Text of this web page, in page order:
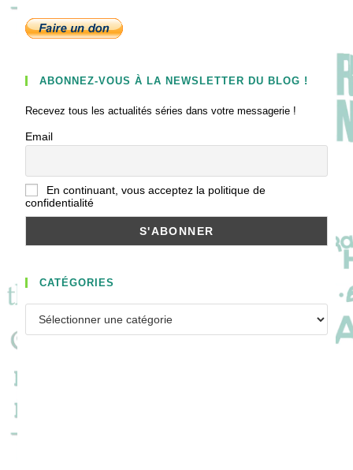
ABONNEZ-VOUS À LA NEWSLETTER DU BLOG !
Recevez tous les actualités séries dans votre messagerie !
Email
En continuant, vous acceptez la politique de
confidentialité
CATÉGORIES
Catégories